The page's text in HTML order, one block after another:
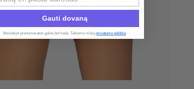
Gauti dovaną
Atsisakyti prenumeratos galite bet kada. Taikoma mūsų privatumo politika